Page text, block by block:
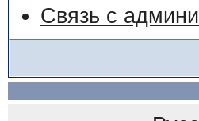
Связь с